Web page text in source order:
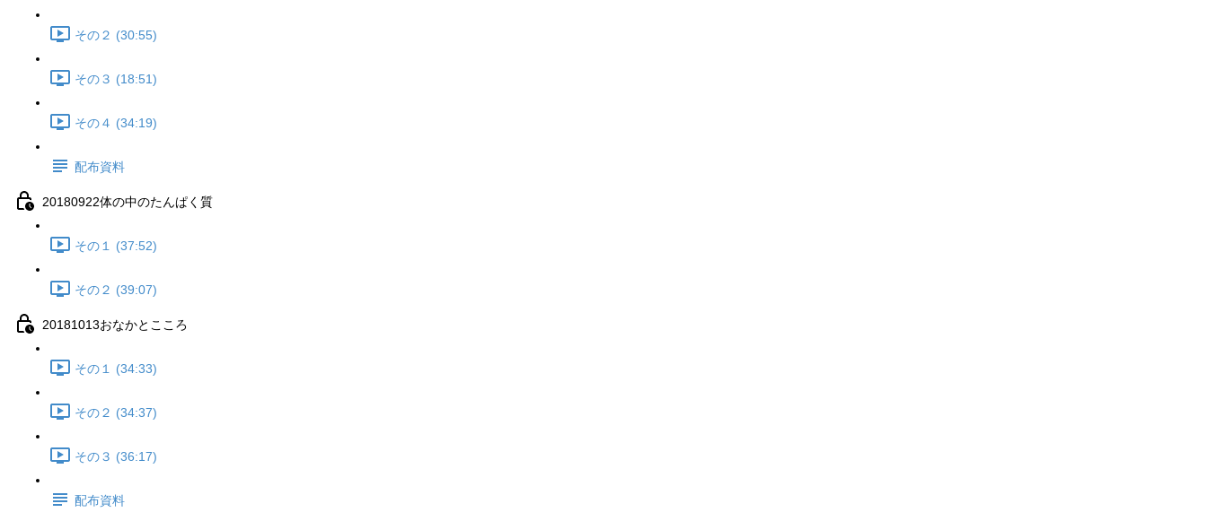
その２ (30:55)
その３ (18:51)
その４ (34:19)
配布資料
20180922体の中のたんぱく質
その１ (37:52)
その２ (39:07)
20181013おなかとこころ
その１ (34:33)
その２ (34:37)
その３ (36:17)
配布資料